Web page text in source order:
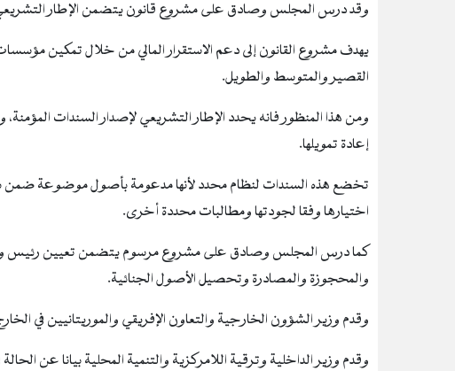
وقد درس المجلس وصادق على مشروع قانون يتضمن الإطار التشريعي
يهدف مشروع القانون إلى دعم الاستقرار المالي من خلال تمكين
القصير والمتوسط والطويل.
ومن هذا المنظور فانه يحدد الإطار التشريعي لإصدار السندات
إعادة تمويلها.
تخضع هذه السندات لنظام محدد لأنها مدعومة بأصول موضوعة
اختيارها وفقا لجودتها ومطالبات محددة أخرى.
كما درس المجلس وصادق على مشروع مرسوم يتضمن تعيين رئيس
والمحجوزة والمصادرة وتحصيل الأصول الجنائية.
وقدم وزير الشؤون الخارجية والتعاون الإفريقي والموريتانيين في
وقدم وزير الداخلية وترقية اللامركزية والتنمية المحلية بيانا عن